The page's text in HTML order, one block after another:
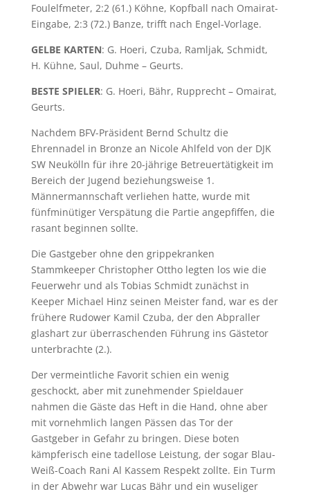
Foulelfmeter, 2:2 (61.) Köhne, Kopfball nach Omairat-
Eingabe, 2:3 (72.) Banze, trifft nach Engel-Vorlage.
GELBE KARTEN: G. Hoeri, Czuba, Ramljak, Schmidt,
H. Kühne, Saul, Duhme – Geurts.
BESTE SPIELER: G. Hoeri, Bähr, Rupprecht – Omairat,
Geurts.
Nachdem BFV-Präsident Bernd Schultz die
Ehrennadel in Bronze an Nicole Ahlfeld von der DJK
SW Neukölln für ihre 20-jährige Betreuertätigkeit im
Bereich der Jugend beziehungsweise 1.
Männermannschaft verliehen hatte, wurde mit
fünfminütiger Verspätung die Partie angepfiffen, die
rasant beginnen sollte.
Die Gastgeber ohne den grippekranken
Stammkeeper Christopher Ottho legten los wie die
Feuerwehr und als Tobias Schmidt zunächst in
Keeper Michael Hinz seinen Meister fand, war es der
frühere Rudower Kamil Czuba, der den Abpraller
glashart zur überraschenden Führung ins Gästetor
unterbrachte (2.).
Der vermeintliche Favorit schien ein wenig
geschockt, aber mit zunehmender Spieldauer
nahmen die Gäste das Heft in die Hand, ohne aber
mit vornehmlich langen Pässen das Tor der
Gastgeber in Gefahr zu bringen. Diese boten
kämpferisch eine tadellose Leistung, der sogar Blau-
Weiß-Coach Rani Al Kassem Respekt zollte. Ein Turm
in der Abwehr war Lucas Bähr und ein wuseliger